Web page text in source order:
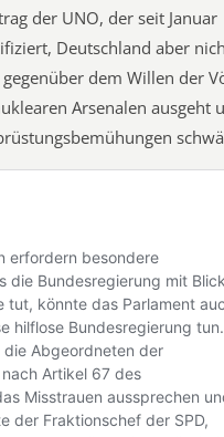
der UNO, der seit Januar
Deutschland aber
gegenüber dem Willen der
Arsenalen ausgeht